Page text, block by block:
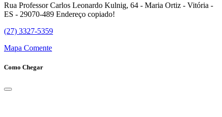
Rua Professor Carlos Leonardo Kulnig, 64 - Maria Ortiz - Vitória -
ES - 29070-489 Endereço copiado!
(27) 3327-5359
Mapa Comente
Como Chegar